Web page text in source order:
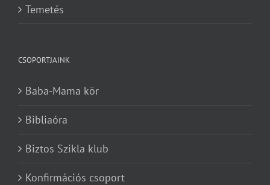
Temetés
CSOPORTJAINK
Baba-Mama kör
Bibliaóra
Biztos Szikla klub
Konfirmációs csoport